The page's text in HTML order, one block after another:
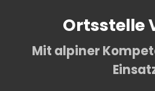
Ortsstelle
Mit alpiner